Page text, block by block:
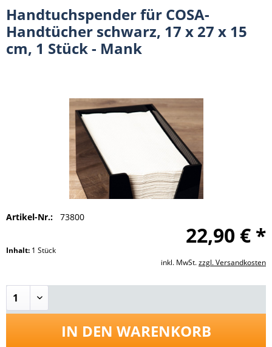
Handtuchspender für COSA-
Handtücher schwarz, 17 x 27 x 15
cm, 1 Stück - Mank
Artikel-Nr.: 73800
22,90 € *
Inhalt: 1 Stück
inkl. MwSt.zzgl. Versandkosten
IN DEN WARENKORB